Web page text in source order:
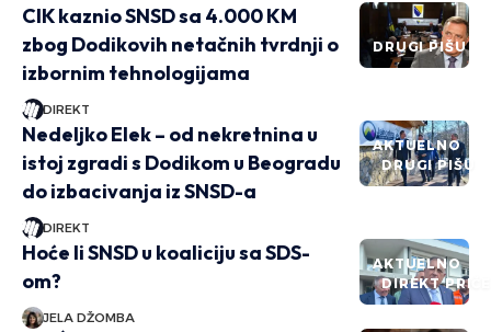
DRUGI PIŠU
CIK kaznio SNSD sa 4.000 KM
zbog Dodikovih netačnih tvrdnji o
izbornim tehnologijama
DIREKT
AKTUELNO
DRUGI PIŠU
Nedeljko Elek – od nekretnina u
istoj zgradi s Dodikom u Beogradu
do izbacivanja iz SNSD-a
DIREKT
AKTUELNO
DIREKT PRIČE
Hoće li SNSD u koaliciju sa SDS-
om?
JELA DŽOMBA